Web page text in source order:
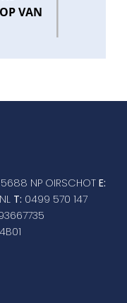
VAN
5688 NP OIRSCHOT E:
T: 0499 570 147